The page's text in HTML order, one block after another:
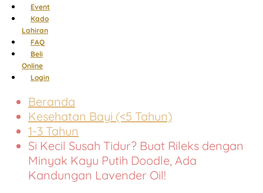
Event
Kado
Lahiran
FAQ
Beli
Online
Login
Beranda
Kesehatan Bayi (<5 Tahun)
1-3 Tahun
Si Kecil Susah Tidur? Buat Rileks dengan
Minyak Kayu Putih Doodle, Ada
Kandungan Lavender Oil!